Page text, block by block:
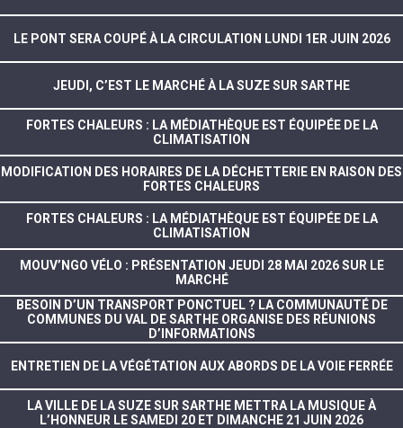
LE PONT SERA COUPÉ À LA CIRCULATION LUNDI 1ER JUIN 2026
JEUDI, C’EST LE MARCHÉ À LA SUZE SUR SARTHE
FORTES CHALEURS : LA MÉDIATHÈQUE EST ÉQUIPÉE DE LA
CLIMATISATION
MODIFICATION DES HORAIRES DE LA DÉCHETTERIE EN RAISON DES
FORTES CHALEURS
FORTES CHALEURS : LA MÉDIATHÈQUE EST ÉQUIPÉE DE LA
CLIMATISATION
MOUV’NGO VÉLO : PRÉSENTATION JEUDI 28 MAI 2026 SUR LE
MARCHÉ
BESOIN D’UN TRANSPORT PONCTUEL ? LA COMMUNAUTÉ DE
COMMUNES DU VAL DE SARTHE ORGANISE DES RÉUNIONS
D’INFORMATIONS
ENTRETIEN DE LA VÉGÉTATION AUX ABORDS DE LA VOIE FERRÉE
LA VILLE DE LA SUZE SUR SARTHE METTRA LA MUSIQUE À
L’HONNEUR LE SAMEDI 20 ET DIMANCHE 21 JUIN 2026